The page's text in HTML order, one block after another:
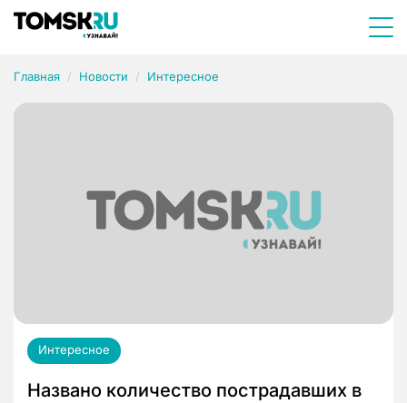
Главная Новости Интересное
Интересное
Названо количество пострадавших в